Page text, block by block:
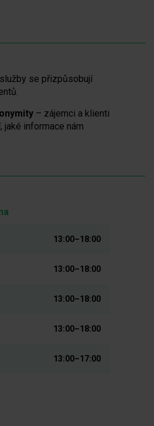
se přizpůsobují
– zájemci a klienti
jaké informace nám
13:00–18:00
13:00–18:00
13:00–18:00
13:00–18:00
13:00–17:00